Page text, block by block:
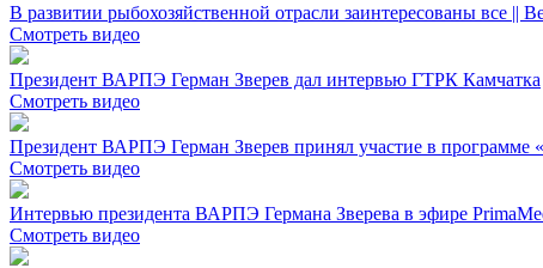
В развитии рыбохозяйственной отрасли заинтересованы все ||
Смотреть видео
Президент ВАРПЭ Герман Зверев дал интервью ГТРК Камчатка
Смотреть видео
Президент ВАРПЭ Герман Зверев принял участие в программе
Смотреть видео
Интервью президента ВАРПЭ Германа Зверева в эфире
Смотреть видео